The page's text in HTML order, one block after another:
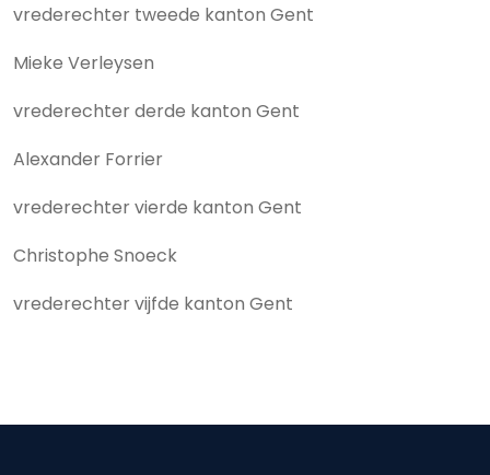
vrederechter tweede kanton Gent
Mieke Verleysen
vrederechter derde kanton Gent
Alexander Forrier
vrederechter vierde kanton Gent
Christophe Snoeck
vrederechter vijfde kanton Gent